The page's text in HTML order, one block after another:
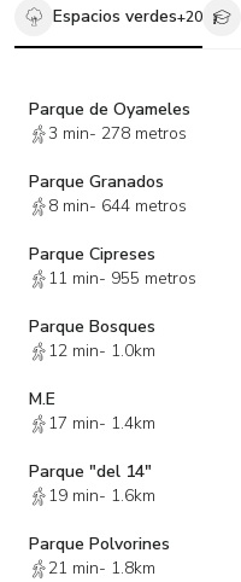
Espacios verdes+20
Parque de Oyameles
3 min- 278 metros
Parque Granados
8 min- 644 metros
Parque Cipreses
11 min- 955 metros
Parque Bosques
12 min- 1.0km
M.E
17 min- 1.4km
Parque "del 14"
19 min- 1.6km
Parque Polvorines
21 min- 1.8km